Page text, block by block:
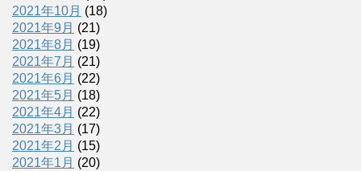
2021年10月 (18)
2021年9月 (21)
2021年8月 (19)
2021年7月 (21)
2021年6月 (22)
2021年5月 (18)
2021年4月 (22)
2021年3月 (17)
2021年2月 (15)
2021年1月 (20)